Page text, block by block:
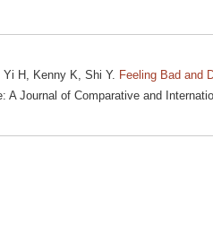
H, Kenny K, Shi Y. Feeling Bad and
A Journal of Comparative and